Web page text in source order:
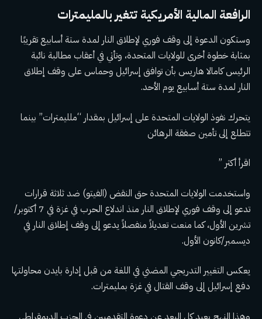
الرافعة المالية الأمريكية تتغير بالمليمترات
وستكون الدعوة إلى وقف فوري لإطلاق النار لمدة ستة أسابيع تقريبًا
بمثابة خطوة أخرى للولايات المتحدة، وتأتي في أعقاب مطالبة نائبة
الرئيس كامالا هاريس بأن توافق إسرائيل وحماس على وقف إطلاق
النار لمدة ستة أسابيع يوم الأحد.
يتحرك نفوذ الولايات المتحدة على إسرائيل بمقدار “ملليمترات” بينما
تتطلع إلى تأمين صفقة الرهائن
اقرأ أكثر ”
واستخدمت الولايات المتحدة حق النقض (الفيتو) ضد ثلاثة قرارات
تدعو إلى وقف فوري لإطلاق النار منذ اندلاع الحرب في غزة في 7 أكتوبر/
تشرين الأول، كما منعت تعديلاً منفصلاً يدعو إلى وقف إطلاق النار في
ديسمبر/كانون الأول.
يعكس التغيير التدريجي المضني في اللغة من قبل إدارة بايدن محاولتها
دفع إسرائيل إلى وقف القتال في غزة بمليمترات.